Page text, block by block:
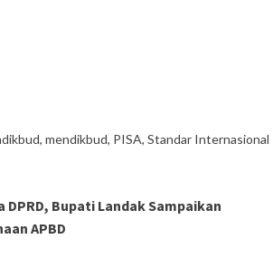
, mendikbud, PISA, Standar Internasional
DPRD, Bupati Landak Sampaikan
APBD